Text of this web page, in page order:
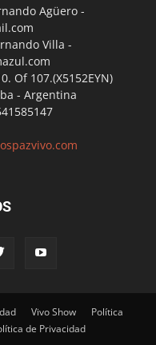
Agüero -
Villa -
Of 107.(X5152EYN)
- Argentina
Vivo Show
Política
de Privacidad